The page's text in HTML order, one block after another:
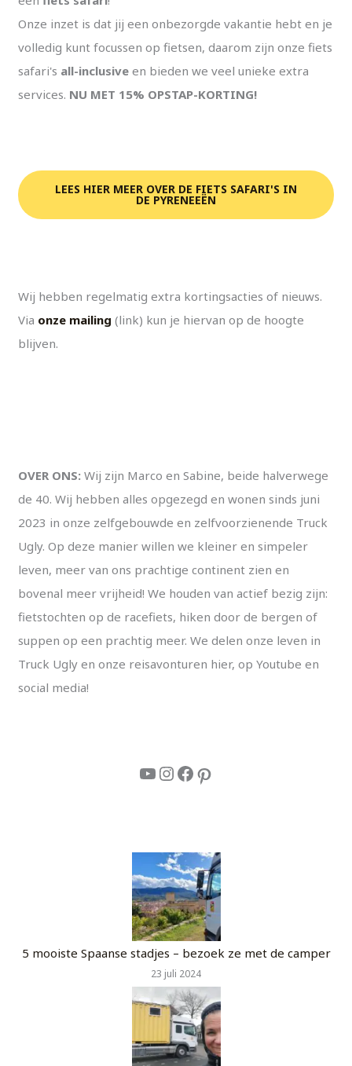
Onze inzet is dat jij een onbezorgde vakantie hebt en je
volledig kunt focussen op fietsen, daarom zijn onze fiets
safari's all-inclusive en bieden we veel unieke extra
services. NU MET 15% OPSTAP-KORTING!
LEES HIER MEER OVER DE FIETS SAFARI'S IN
DE PYRENEEËN
Wij hebben regelmatig extra kortingsacties of nieuws.
Via onze mailing (link) kun je hiervan op de hoogte
blijven.
OVER ONS:Wij zijn Marco en Sabine, beide halverwege
de 40. Wij hebben alles opgezegd en wonen sinds juni
2023 in onze zelfgebouwde en zelfvoorzienende Truck
Ugly. Op deze manier willen we kleiner en simpeler
leven, meer van ons prachtige continent zien en
bovenal meer vrijheid! We houden van actief bezig zijn:
fietstochten op de racefiets, hiken door de bergen of
suppen op een prachtig meer. We delen onze leven in
Truck Ugly en onze reisavonturen hier, op Youtube en
social media!
5 mooiste Spaanse stadjes – bezoek ze met de camper
23 juli 2024